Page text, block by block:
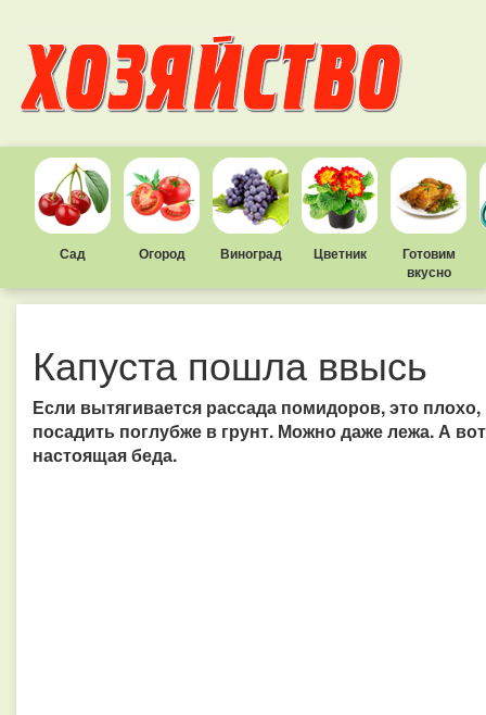
Сад Огород Виноград Цветник
Готовим
вкусно
Капуста пошла ввысь
Если вытягивается рассада помидоров, это
посадить поглубже в грунт. Можно даже лежа. А
настоящая беда.